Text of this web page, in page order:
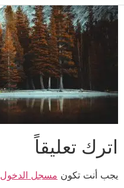
اترك تعليقاً
يجب أنت تكون مسجل الدخول